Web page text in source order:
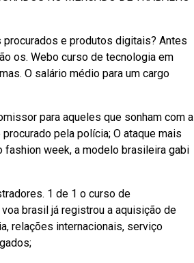
e produtos digitais? Antes
os. Webo curso de tecnologia em
O salário médio para um cargo
para aqueles que sonham com a
pela polícia; O ataque mais
week, a modelo brasileira gabi
1 de 1 o curso de
brasil já registrou a aquisição de
relações internacionais, serviço